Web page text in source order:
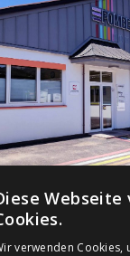
and
verwenden Cookies,